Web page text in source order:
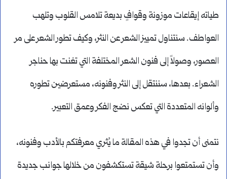
طياته إيقاعات موزونة وقوافٍ بديعة تلامس القلوب وتلهب
العواطف. سنتناول تمييز الشعر عن النثر، وكيف تطور الشعر على مر
العصور، وصولاً إلى فنون الشعر المختلفة التي تغنت بها حناجر
الشعراء. بعدها، سننتقل إلى النثر وفنونه، مستعرضين تطوره
وألوانه المتعددة التي تعكس نضج الفكر وعمق التعبير.
نتمنى أن تجدوا في هذه المقالة ما يُثري معرفتكم بالأدب وفنونه،
وأن تستمتعوا برحلة شيقة تستكشفون من خلالها جوانب جديدة